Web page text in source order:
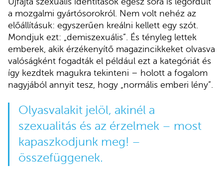
a mozgalmi gyártósorokról. Nem volt nehéz az
előállításuk: egyszerűen kreálni kellett egy szót.
Mondjuk ezt: „demiszexuális”. És tényleg lettek
emberek, akik érzékenyítő magazincikkeket olvasva
valóságként fogadták el például ezt a kategóriát és
így kezdtek magukra tekinteni – holott a fogalom
nagyjából annyit tesz, hogy „normális emberi lény”.
Olyasvalakit jelöl, akinél a
szexualitás és az érzelmek – most
kapaszkodjunk meg! –
összefüggenek.